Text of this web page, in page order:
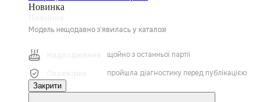
Новинка
Модель нещодавно з’явилась у каталозі
щойно з останньої партії
пройшла діагностику перед публікацією
Закрити